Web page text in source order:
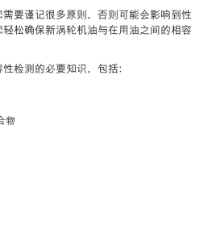
要谨记很多原则，否则可能会影响到性
松确保新涡轮机油与在用油之间的相容
检测的必要知识，包括：
物